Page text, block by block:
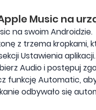
Music na
na swoim Androidzie.
z trzema
Ustawienia aplikacji.
Audio i postępuj
funkcję Automatic,
odbywało się